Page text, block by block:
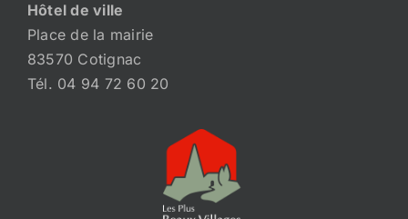
Hôtel de ville
Place de la mairie
83570 Cotignac
Tél. 04 94 72 60 20